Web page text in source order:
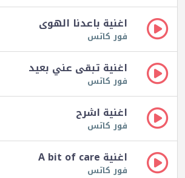
اغنية باعدنا الهوى
فور كاتس
اغنية تبقى عني بعيد
فور كاتس
اغنية اشرح
فور كاتس
اغنية A bit of care
فور كاتس